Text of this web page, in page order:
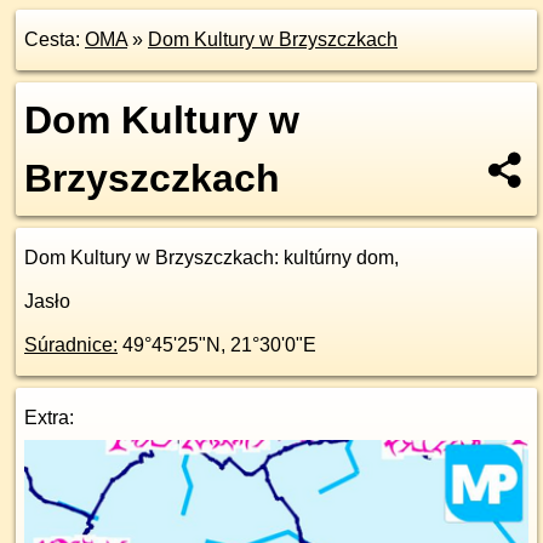
Cesta: OMA» Dom Kultury w Brzyszczkach
Dom Kultury w
Brzyszczkach
Dom Kultury w Brzyszczkach: kultúrny dom,
Jasło
Súradnice: 49°45'25"N , 21°30'0"E
Extra: